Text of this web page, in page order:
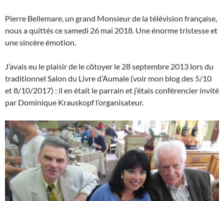
Pierre Bellemare, un grand Monsieur de la télévision française,
nous a quittés ce samedi 26 mai 2018. Une énorme tristesse et
une sincère émotion.
J’avais eu le plaisir de le côtoyer le 28 septembre 2013 lors du
traditionnel Salon du Livre d’Aumale (voir mon blog des 5/10
et 8/10/2017) : il en était le parrain et j’étais conférencier invité
par Dominique Krauskopf l’organisateur.